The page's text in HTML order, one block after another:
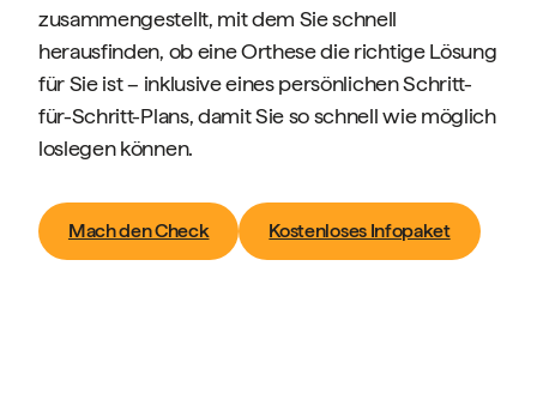
zusammengestellt, mit dem Sie schnell
herausfinden, ob eine Orthese die richtige Lösung
für Sie ist – inklusive eines persönlichen Schritt-
für-Schritt-Plans, damit Sie so schnell wie möglich
loslegen können.
Mach den Check Kostenloses Infopaket